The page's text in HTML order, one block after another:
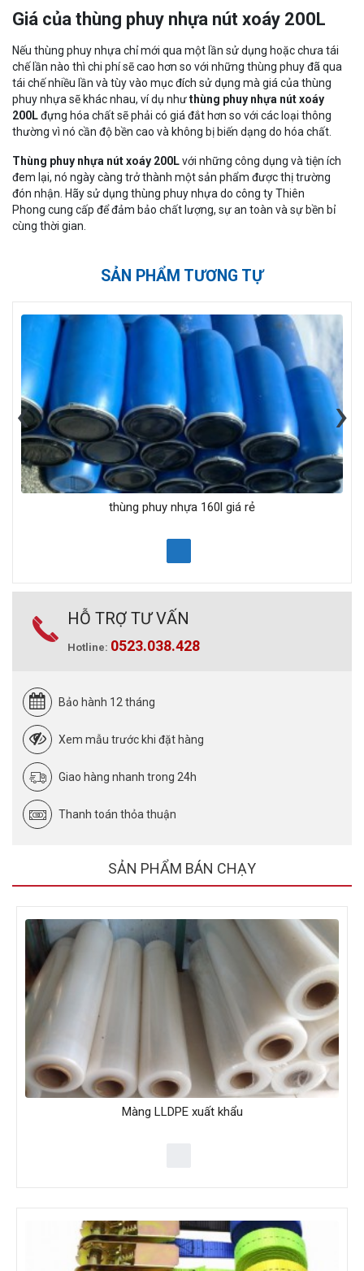
Giá của thùng phuy nhựa nút xoáy 200L
Nếu thùng phuy nhựa chỉ mới qua một lần sử dụng hoặc chưa tái
chế lần nào thì chi phí sẽ cao hơn so với những thùng phuy đã qua
tái chế nhiều lần và tùy vào mục đích sử dụng mà giá của thùng
phuy nhựa sẽ khác nhau, ví dụ nhưthùng phuy nhựa nút xoáy
200Lđựng hóa chất sẽ phải có giá đắt hơn so với các loại thông
thường vì nó cần độ bền cao và không bị biến dạng do hóa chất.
Thùng phuy nhựa nút xoáy 200Lvới những công dụng và tiện ích
đem lại, nó ngày càng trở thành một sản phẩm được thị trường
đón nhận. Hãy sử dụng thùng phuy nhựa do công ty Thiên
Phong cung cấp để đảm bảo chất lượng, sự an toàn và sự bền bỉ
cùng thời gian.
SẢN PHẨM TƯƠNG TỰ
thùng phuy nhựa 160l giá rẻ
‹ ›
HỖ TRỢ TƯ VẤN
Hotline: 0523.038.428
Bảo hành 12 tháng
Xem mẫu trước khi đặt hàng
Giao hàng nhanh trong 24h
Thanh toán thỏa thuận
SẢN PHẨM BÁN CHẠY
Màng LLDPE xuất khẩu